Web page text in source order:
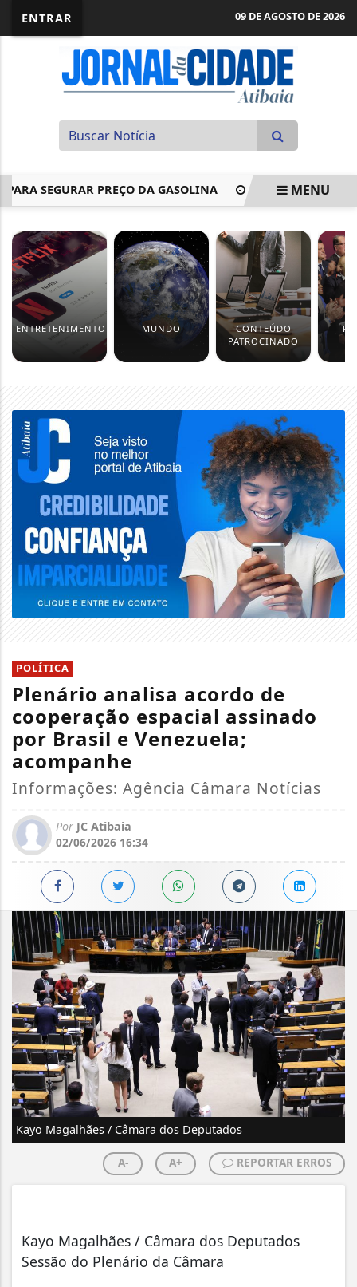
ENTRAR 09 DE AGOSTO DE 2026
SEGURAR PREÇO DA GASOLINA COPOM INICIAMENU
ENTRETENIMENTO MUNDO
CONTEÚDO
PATROCINADO
POLÍTICA
Plenário analisa acordo de
cooperação espacial assinado
por Brasil e Venezuela;
acompanhe
Informações: Agência Câmara Notícias
Por JC Atibaia
02/06/2026 16:34
Kayo Magalhães / Câmara dos Deputados
A- A+ REPORTAR ERROS
Kayo Magalhães / Câmara dos Deputados
Sessão do Plenário da Câmara